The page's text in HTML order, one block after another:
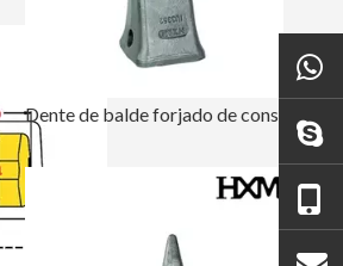
Dente de balde forjado de construção em liga de aço CAT 1U3352